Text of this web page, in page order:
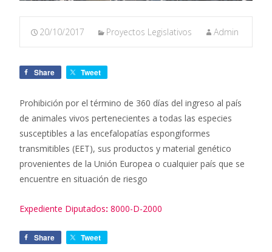
20/10/2017 Proyectos Legislativos Admin
Share Tweet
Prohibición por el término de 360 días del ingreso al país
de animales vivos pertenecientes a todas las especies
susceptibles a las encefalopatías espongiformes
transmitibles (EET), sus productos y material genético
provenientes de la Unión Europea o cualquier país que se
encuentre en situación de riesgo
Expediente Diputados: 8000-D-2000
Share Tweet